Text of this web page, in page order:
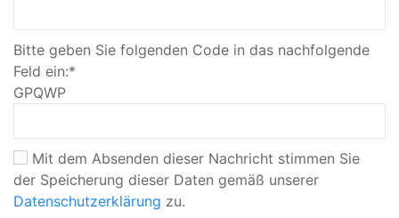
Bitte geben Sie folgenden Code in das nachfolgende
Feld ein:*
GPQWP
Mit dem Absenden dieser Nachricht stimmen Sie
der Speicherung dieser Daten gemäß unserer
Datenschutzerklärung zu.